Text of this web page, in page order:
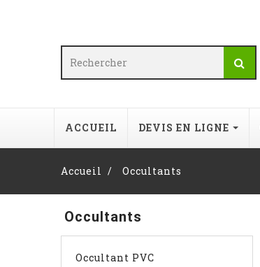
ACCUEIL DEVIS EN LIGNE
Accueil Occultants
Occultants
Occultant PVC